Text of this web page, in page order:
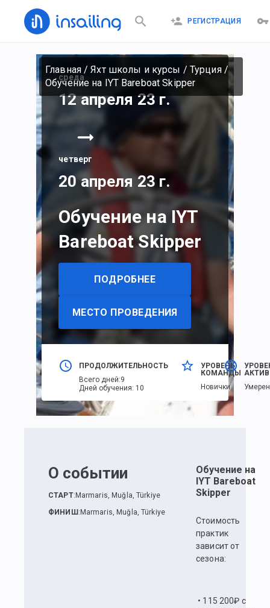
РЕГИСТРАЦИЯ
Главная/Яхт школы и курсы / Турция/
Обучение на IYT Bareboat Skipper
среда
12 апреля 23 г.
четверг
20 апреля 23 г.
Обучение на IYT
Bareboat Skipper
ПОДРОБНЕЕ
МЕСТО ПРОВЕДЕНИЯ
ПРОДОЛЖИТЕЛЬНОСТЬ
Всего дней:9
Дней обучения: 10
УРОВЕНЬ
КОМАНДЫ
Новички
О событии
СТАРТ: Marmaris, Muğla, Türkiye
ФИНИШ : Marmaris, Muğla, Türkiye
Обучение на
IYT Bareboat
Skipper
Стоимость
практик
зависит от
сезона:
• 115 200₽ с